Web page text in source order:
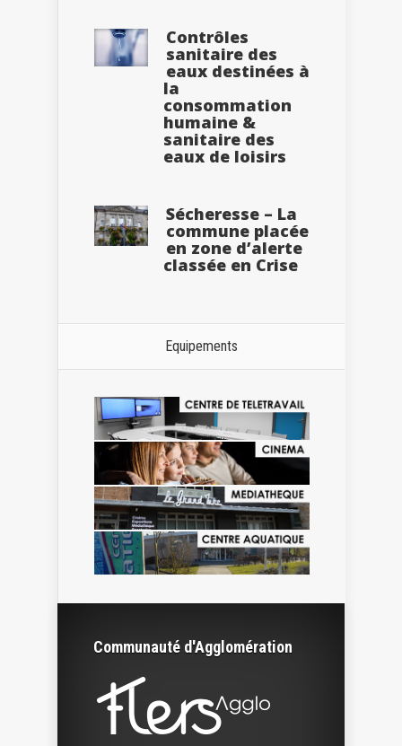
Contrôles
sanitaire des
eaux destinées à
la
consommation
humaine &
sanitaire des
eaux de loisirs
Sécheresse – La
commune placée
en zone d’alerte
classée en Crise
Equipements
Communauté d'Agglomération